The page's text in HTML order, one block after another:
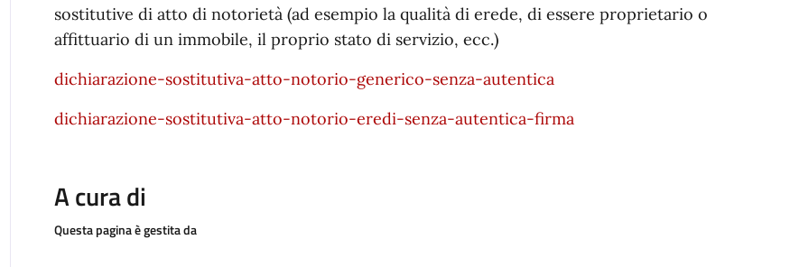
sostitutive di atto di notorietà (ad esempio la qualità di erede, di essere proprietario o
affittuario di un immobile, il proprio stato di servizio, ecc.)
dichiarazione-sostitutiva-atto-notorio-generico-senza-autentica
dichiarazione-sostitutiva-atto-notorio-eredi-senza-autentica-firma
A cura di
Questa pagina è gestita da